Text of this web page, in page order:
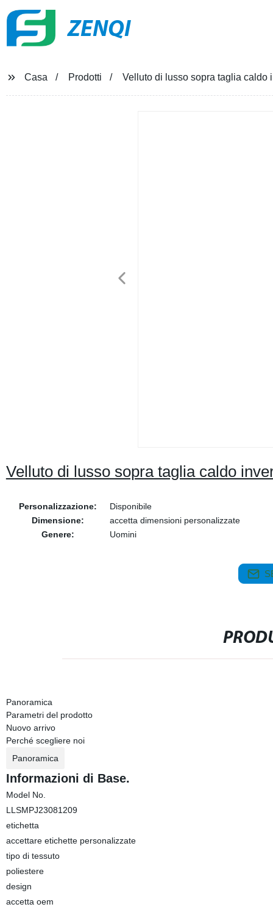
ZENQI
Casa Prodotti Velluto di lusso sopra taglia caldo
Velluto di lusso sopra taglia caldo
Personalizzazione:
Disponibile
Dimensione:
accetta dimensioni personalizzate
Genere:
Uomini
Panoramica
Parametri del prodotto
Nuovo arrivo
Perché scegliere noi
Panoramica
Informazioni di Base.
Model No.
LLSMPJ23081209
etichetta
accettare etichette personalizzate
tipo di tessuto
poliestere
design
accetta oem